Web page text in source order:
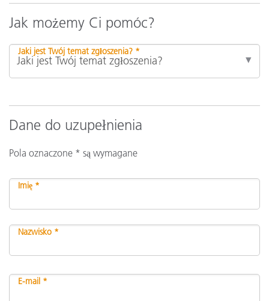
Jak możemy Ci pomóc?
Jaki jest Twój temat zgłoszenia? *
Dane do uzupełnienia
Pola oznaczone * są wymagane
Imię *
Nazwisko *
E-mail *